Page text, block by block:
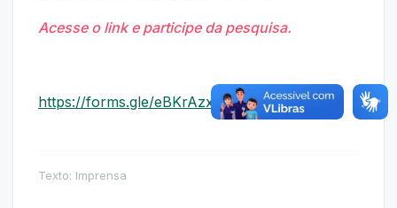
Acesse o link e participe da pesquisa.
https://forms.gle/eBKrAzxfjfQq1nz46
Texto: Imprensa